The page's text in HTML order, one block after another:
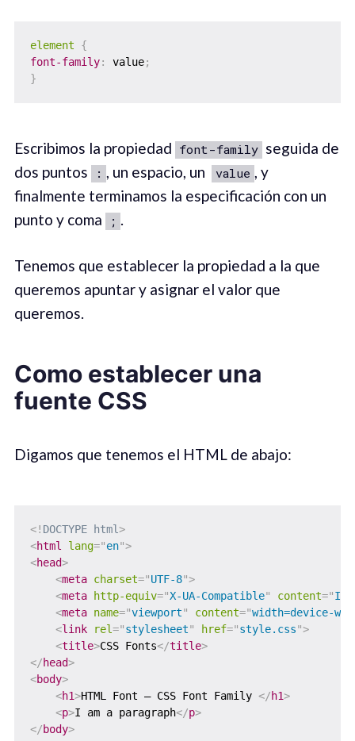
element
{
font-family: value;
}
Escribimos la propiedad font-family seguida de
dos puntos
: , un espacio, un value , y
finalmente terminamos la especificación con un
punto y coma
; .
Tenemos que establecer la propiedad a la que
queremos apuntar y asignar el valor que
queremos.
Como establecer una
fuente CSS
Digamos que tenemos el HTML de abajo:
<! DOCTYPE html>
<html lang="en">
<head>
<meta charset="UTF-8">
<meta http-equiv="X-UA-Compatible" content="
<meta name="viewport" content="width=device-
<link rel="stylesheet" href="style.css">
<title>CSS Fonts</title>
</head>
<body>
<h1>HTML Font – CSS Font Family </h1>
<p>I am a paragraph</p>
</body>